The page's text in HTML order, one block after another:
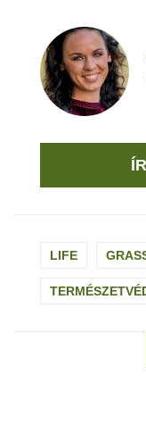
LIFE